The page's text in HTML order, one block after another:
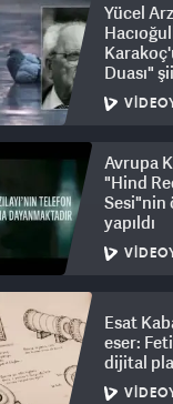
Yücel
Duası"
Avrupa
"Hind
Sesi"nin
yapıldı
Esat
eser:
dijital